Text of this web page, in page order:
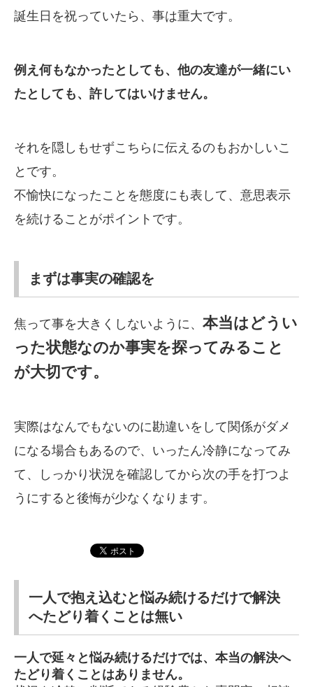
誕生日を祝っていたら、事は重大です。
例え何もなかったとしても、他の友達が一緒にい
たとしても、許してはいけません。
それを隠しもせずこちらに伝えるのもおかしいこ
とです。
不愉快になったことを態度にも表して、意思表示
を続けることがポイントです。
まずは事実の確認を
焦って事を大きくしないように、 本当はどうい
った状態なのか事実を探ってみること
が大切です。
実際はなんでもないのに勘違いをして関係がダメ
になる場合もあるので、いったん冷静になってみ
て、しっかり状況を確認してから次の手を打つよ
うにすると後悔が少なくなります。
一人で抱え込むと悩み続けるだけで解決
へたどり着くことは無い
一人で延々と悩み続けるだけでは、本当の解決へ
たどり着くことはありません。